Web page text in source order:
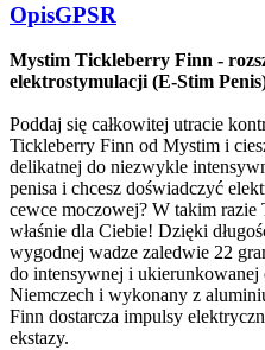
OpisGPSR
Mystim Tickleberry Finn -
elektrostymulacji (E-Stim
Poddaj się całkowitej utracie
Tickleberry Finn od Mystim i
delikatnej do niezwykle
penisa i chcesz doświadczyć
cewce moczowej? W takim
właśnie dla Ciebie! Dzięki
wygodnej wadze zaledwie 22
do intensywnej i
Niemczech i wykonany z
Finn dostarcza impulsy
ekstazy.